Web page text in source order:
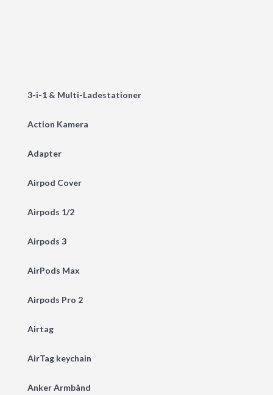
3-i-1 & Multi-Ladestationer
Action Kamera
Adapter
Airpod Cover
Airpods 1/2
Airpods 3
AirPods Max
Airpods Pro 2
Airtag
AirTag keychain
Anker Armbånd